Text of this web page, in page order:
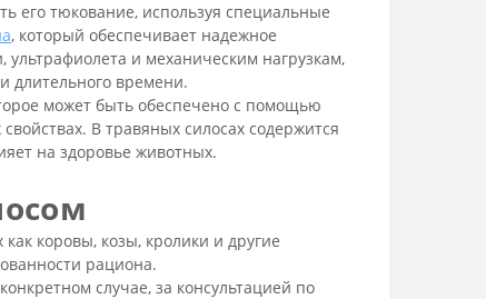
его тюкование, используя специальные
, который обеспечивает надежное
и механическим нагрузкам,
длительного времени.
может быть обеспечено с помощью
В травяных силосах содержится
на здоровье животных.
коровы, козы, кролики и другие
рациона.
случае, за консультацией по